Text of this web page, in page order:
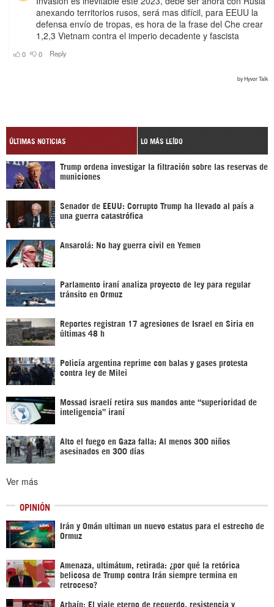
ÚLTIMAS NOTICIAS LO MÁS LEÍDO
Trump ordena investigar la filtración sobre las reservas de
municiones
Senador de EEUU: Corrupto Trump ha llevado al país a
una guerra catastrófica
Ansarolá: No hay guerra civil en Yemen
Parlamento iraní analiza proyecto de ley para regular
tránsito en Ormuz
Reportes registran 17 agresiones de Israel en Siria en
últimas 48 h
Policía argentina reprime con balas y gases protesta
contra ley de Milei
Mossad israelí retira sus mandos ante “superioridad de
inteligencia” iraní
Alto el fuego en Gaza falla: Al menos 300 niños
asesinados en 300 días
Ver más
OPINIÓN
Irán y Omán ultiman un nuevo estatus para el estrecho de
Ormuz
Amenaza, ultimátum, retirada: ¿por qué la retórica
belicosa de Trump contra Irán siempre termina en
retroceso?
Arbaín: El viaje eterno de recuerdo, resistencia y